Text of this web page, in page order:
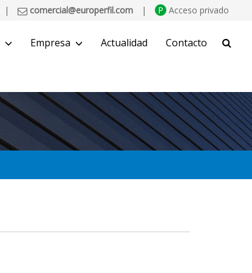
| comercial@europerfil.com | P Acceso privado
Empresa Actualidad Contacto
BUSCAR